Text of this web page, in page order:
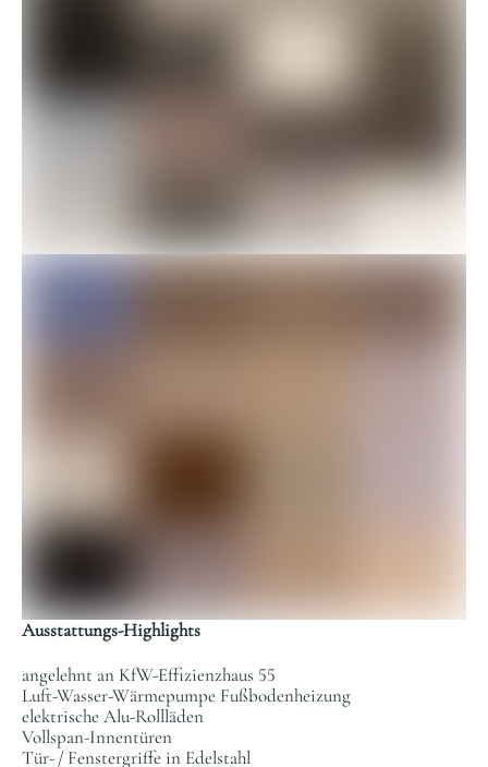
Ausstattungs-Highlights
angelehnt an KfW-Effizienzhaus 55
Luft-Wasser-Wärmepumpe Fußbodenheizung
elektrische Alu-Rollläden
Vollspan-Innentüren
Tür- / Fenstergriffe in Edelstahl